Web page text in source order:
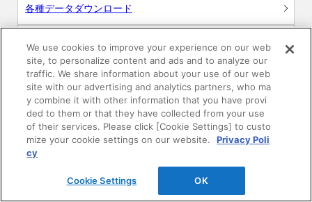
各種データダウンロード
WEB見積・各種シミュレーション
交換用部品の購入
修理・点検
お問い合わせ
We use cookies to improve your experience on our web
site, to personalize content and ads and to analyze our
traffic. We share information about your use of our web
site with our advertising and analytics partners, who ma
y combine it with other information that you have provi
ded to them or that they have collected from your use
of their services. Please click [Cookie Settings] to custo
mize your cookie settings on our website.
Privacy Poli
cy
Cookie Settings OK